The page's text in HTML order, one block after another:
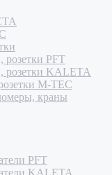
розетки PFT
розетки KALETA
M-TEC
краны
PFT
KALETA